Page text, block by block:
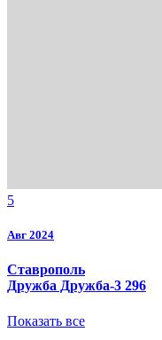
5
Авг 2024
Ставрополь
Дружба Дружба-3 296
Показать все